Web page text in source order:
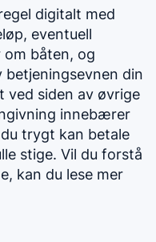
digitalt med
eventuell
om båten, og
betjeningsevnen din
ved siden av øvrige
innebærer
trygt kan betale
stige. Vil du forstå
kan du lese mer